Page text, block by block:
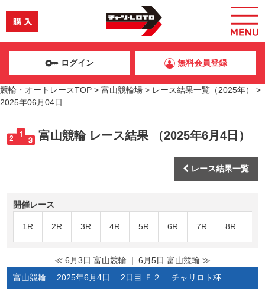
ログイン 無料会員登録
競輪・オートレースTOP > 富山競輪場 > レース結果一覧（2025年）
>
2025年06月04日
富山競輪 レース結果 （2025年6月4日）
レース結果一覧
開催レース
1R 2R 3R 4R 5R 6R 7R 8R
≪ 6月3日 富山競輪 | 6月5日 富山競輪 ≫
富山競輪 2025年6月4日 2日目 Ｆ２ チャリロト杯